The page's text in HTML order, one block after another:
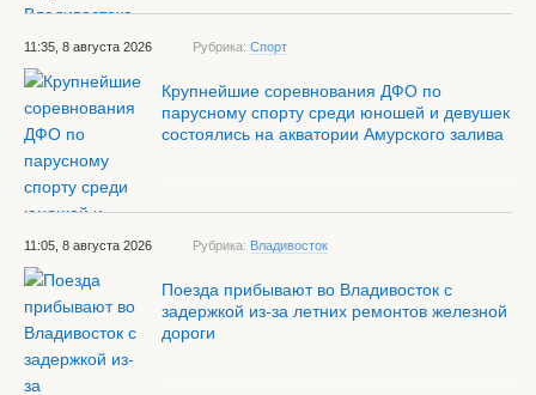
11:35, 8 августа 2026 Рубрика: Спорт
Крупнейшие соревнования ДФО по
парусному спорту среди юношей и девушек
состоялись на акватории Амурского залива
11:05, 8 августа 2026 Рубрика: Владивосток
Поезда прибывают во Владивосток с
задержкой из-за летних ремонтов железной
дороги